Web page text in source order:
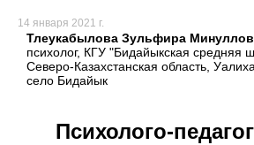
14 января 2021 г.
Тлеукабылова Зульфира
психолог, КГУ "Бидайыкская средняя
Северо-Казахстанская область,
село Бидайык
Психолого-